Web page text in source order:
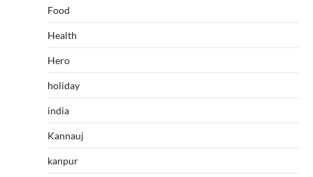
Food
Health
Hero
holiday
india
Kannauj
kanpur